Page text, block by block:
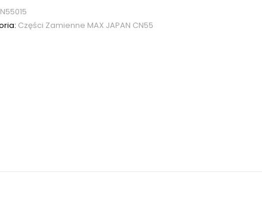
Części Zamienne MAX JAPAN CN55